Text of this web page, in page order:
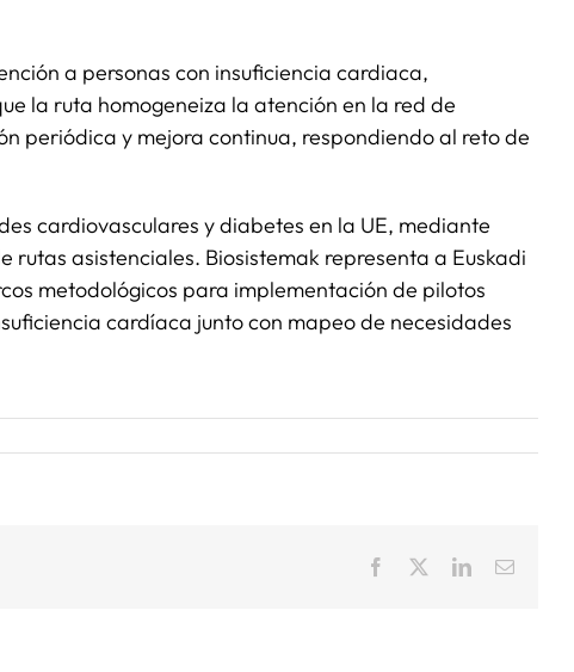
a personas con insuficiencia cardiaca,
la ruta homogeneiza la atención en la red de
periódica y mejora continua, respondiendo al reto de
cardiovasculares y diabetes en la UE, mediante
asistenciales. Biosistemak representa a Euskadi
metodológicos para implementación de pilotos
cardíaca junto con mapeo de necesidades
Facebook LinkedInCorreo